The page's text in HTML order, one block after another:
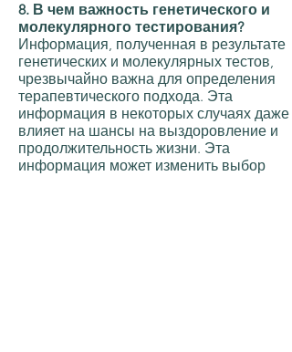
8. В чем важность генетического и
молекулярного тестирования?
Информация, полученная в результате
генетических и молекулярных тестов,
чрезвычайно важна для определения
терапевтического подхода. Эта
информация в некоторых случаях даже
влияет на шансы на выздоровление и
продолжительность жизни. Эта
информация может изменить выбор